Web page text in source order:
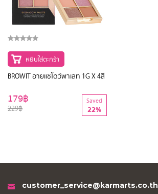
หยิบใส่ตะกร้า
BROWIT อายแชโดว์พาเลท 1G X 4สี
229฿
179฿ Saved
22%
customer_service@karmarts.co.th